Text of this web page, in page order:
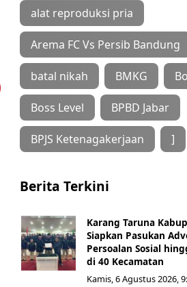
alat reproduksi pria
Arema FC Vs Persib Bandung
batal nikah BMKG
Boss Level BPBD Jabar
BPJS Ketenagakerjaan ]
Berita Terkini
Karang Taruna
Siapkan Pasukan
Persoalan Sosial
di 40 Kecamatan
Kamis, 6 Agustus 2026,